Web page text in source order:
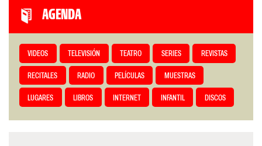
AGENDA
VIDEOS TELEVISIÓN TEATRO SERIES REVISTAS
RECITALES RADIO PELÍCULAS MUESTRAS
LUGARES LIBROS INTERNET INFANTIL DISCOS